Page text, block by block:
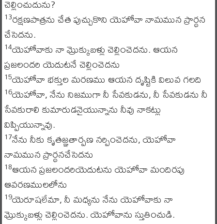
చెల్లించుదును?
13రక్షణపాత్రను చేత పుచ్చుకొని యెహోవా నామమున ప్రార్థన
చేసెదను.
14యెహోవాకు నా మ్రొక్కుబళ్లు చెల్లించెదను. ఆయన
ప్రజలందరి యెదుటనే చెల్లించెదను
15యెహోవా భక్తుల మరణము ఆయన దృష్టికి విలువ గలది
16యెహోవా, నేను నిజముగా నీ సేవకుడను, నీ సేవకుడను నీ
సేవకురాలి కుమారుడనైయున్నాను నీవు నాకట్లు
విప్పియున్నావు.
17నేను నీకు కృతజ్ఞతార్పణ నర్పించెదను, యెహోవా
నామమున ప్రార్థనచేసెదను
18ఆయన ప్రజలందరియెదుటను యెహోవా మందిరపు
ఆవరణములలోను
19యెరూషలేమా, నీ మధ్యను నేను యెహోవాకు నా
మ్రొక్కుబళ్లు చెల్లించెదను. యెహోవాను స్తుతించుడి.